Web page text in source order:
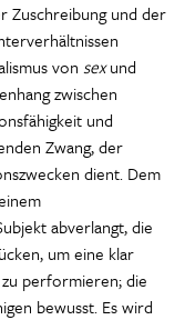
Zuschreibung und der
von sexund
zwischen
und
Zwang, der
dient. Dem
abverlangt, die
um eine klar
performieren; die
bewusst. Es wird